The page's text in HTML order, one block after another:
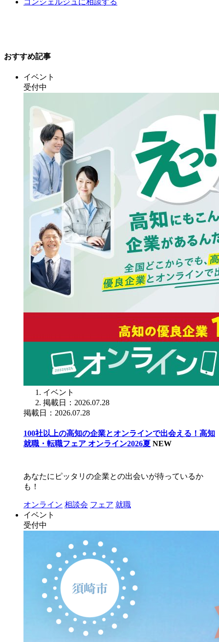
おすすめ記事
イベント
受付中
イベント
掲載日：2026.07.28
掲載日：2026.07.28
100社以上の高知の企業とオンラインで出会える！高知
就職・転職フェア オンライン2026夏 NEW
あなたにピッタリの企業との出会いが待っているか
も！
オンライン 相談会 フェア 就職
イベント
受付中